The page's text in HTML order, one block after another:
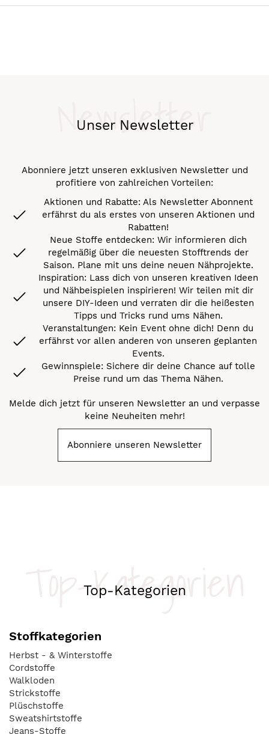
Unser Newsletter
Newsletter
Abonniere jetzt unseren exklusiven Newsletter und
profitiere von zahlreichen Vorteilen:
Aktionen und Rabatte: Als Newsletter Abonnent
erfährst du als erstes von unseren Aktionen und
Rabatten!
Neue Stoffe entdecken: Wir informieren dich
regelmäßig über die neuesten Stofftrends der
Saison. Plane mit uns deine neuen Nähprojekte.
Inspiration: Lass dich von unseren kreativen Ideen
und Nähbeispielen inspirieren! Wir teilen mit dir
unsere DIY-Ideen und verraten dir die heißesten
Tipps und Tricks rund ums Nähen.
Veranstaltungen: Kein Event ohne dich! Denn du
erfährst vor allen anderen von unseren geplanten
Events.
Gewinnspiele: Sichere dir deine Chance auf tolle
Preise rund um das Thema Nähen.
Melde dich jetzt für unseren Newsletter an und verpasse
keine Neuheiten mehr!
Abonniere unseren Newsletter
Top-Kategorien
Top-Kategorien
Stoffkategorien
Herbst - & Winterstoffe
Cordstoffe
Walkloden
Strickstoffe
Plüschstoffe
Sweatshirtstoffe
Jeans-Stoffe